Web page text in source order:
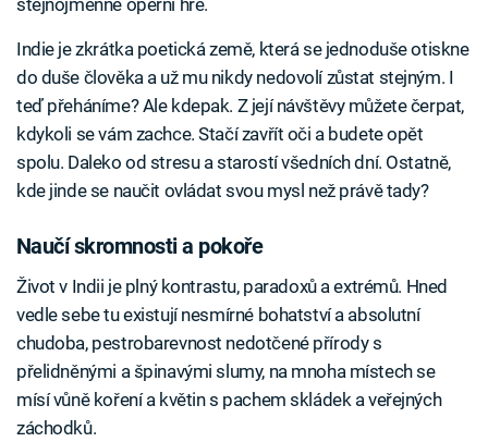
stejnojmenné operní hře.
Indie je zkrátka poetická země, která se jednoduše otiskne
do duše člověka a už mu nikdy nedovolí zůstat stejným. I
teď přeháníme? Ale kdepak. Z její návštěvy můžete čerpat,
kdykoli se vám zachce. Stačí zavřít oči a budete opět
spolu. Daleko od stresu a starostí všedních dní. Ostatně,
kde jinde se naučit ovládat svou mysl než právě tady?
Naučí skromnosti a pokoře
Život v Indii je plný kontrastu, paradoxů a extrémů. Hned
vedle sebe tu existují nesmírné bohatství a absolutní
chudoba, pestrobarevnost nedotčené přírody s
přelidněnými a špinavými slumy, na mnoha místech se
mísí vůně koření a květin s pachem skládek a veřejných
záchodků.